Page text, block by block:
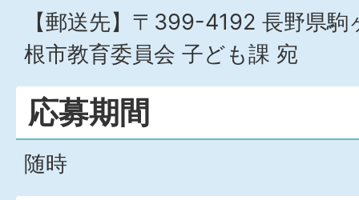
【郵送先】〒399-4192 長野県
根市教育委員会 子ども課 宛
応募期間
随時